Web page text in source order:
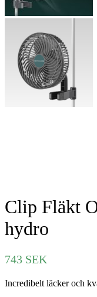
Clip Fläkt
hydro
743 SEK
Incredibelt läcker och